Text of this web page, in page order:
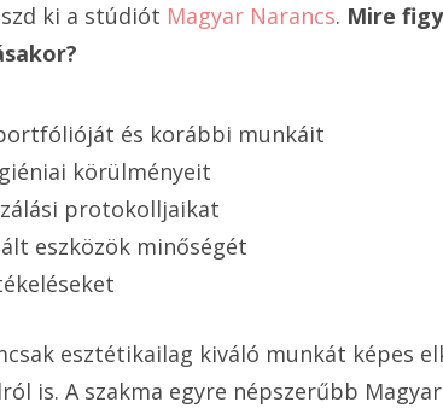
ki a stúdiót Magyar Narancs. Mire
és korábbi munkáit
körülményeit
protokolljaikat
eszközök minőségét
esztétikailag kiváló munkát képes
is. A szakma egyre népszerűbb